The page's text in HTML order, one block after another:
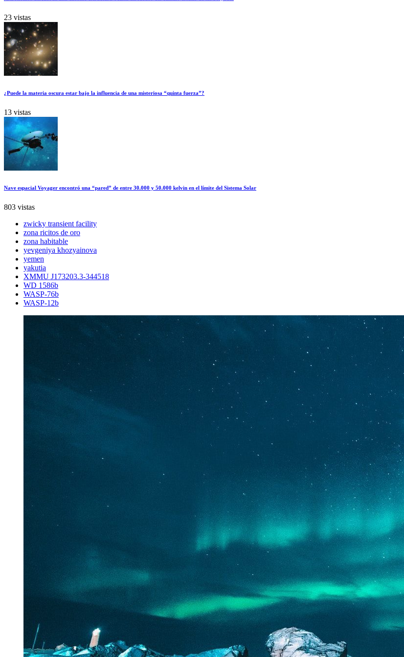
23 vistas
¿Puede la materia oscura estar bajo la influencia de una misteriosa “quinta fuerza”?
13 vistas
Nave espacial Voyager encontró una “pared” de entre 30.000 y 50.000 kelvin en el límite del Sistema Solar
803 vistas
zwicky transient facility
zona ricitos de oro
zona habitable
yevgeniya khozyainova
yemen
yakutia
XMMU J173203.3-344518
WD 1586b
WASP-76b
WASP-12b